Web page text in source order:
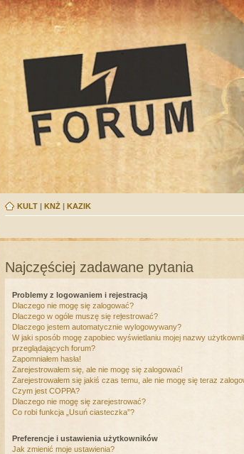
KULT | KNŻ | KAZIK
Najczęściej zadawane pytania
Problemy z logowaniem i rejestracją
Dlaczego nie mogę się zalogować?
Dlaczego w ogóle muszę się rejestrować?
Dlaczego jestem automatycznie wylogowywany?
W jaki sposób mogę zapobiec wyświetlaniu mojej nazwy
przeglądających forum?
Zapomniałem hasła!
Zarejestrowałem się, ale nie mogę się zalogować!
Zarejestrowałem się jakiś czas temu, ale nie mogę się teraz
Czym jest COPPA?
Dlaczego nie mogę się zarejestrować?
Co robi funkcja „Usuń ciasteczka”?
Preferencje i ustawienia użytkowników
Jak zmienić moje ustawienia?